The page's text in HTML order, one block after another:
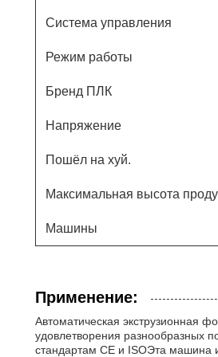
Система управления
Режим работы
Бренд ПЛК
Напряжение
Пошёл на хуй.
Максимальная высота
Машины
Применение:
Автоматическая экструзионная
удовлетворения разнообразных
стандартам CE и ISOЭта машина